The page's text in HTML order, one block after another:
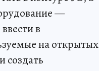
—
в
на открытых
создать